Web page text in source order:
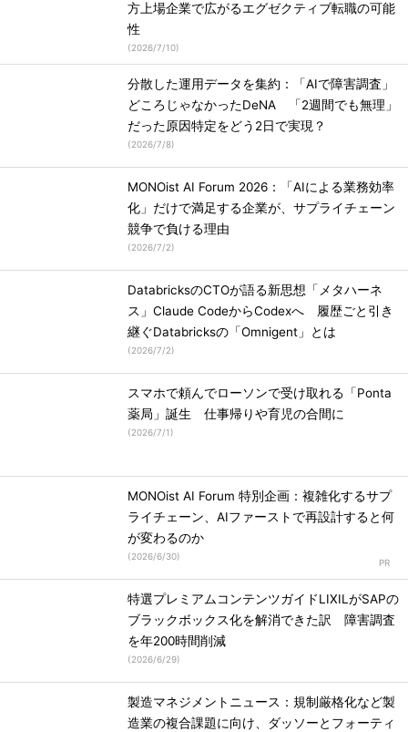
方上場企業で広がるエグゼクティブ転職の可能
性
(2026/7/10)
分散した運用データを集約：「AIで障害調査」
どころじゃなかったDeNA 「2週間でも無理」
だった原因特定をどう2日で実現？
(2026/7/8)
MONOist AI Forum 2026：「AIによる業務効率
化」だけで満足する企業が、サプライチェーン
競争で負ける理由
(2026/7/2)
DatabricksのCTOが語る新思想「メタハーネ
ス」Claude CodeからCodexへ 履歴ごと引き
継ぐDatabricksの「Omnigent」とは
(2026/7/2)
スマホで頼んでローソンで受け取れる「Ponta
薬局」誕生 仕事帰りや育児の合間に
(2026/7/1)
MONOist AI Forum 特別企画：複雑化するサプ
ライチェーン、AIファーストで再設計すると何
が変わるのか
(2026/6/30)
特選プレミアムコンテンツガイドLIXILがSAPの
ブラックボックス化を解消できた訳 障害調査
を年200時間削減
(2026/6/29)
製造マネジメントニュース：規制厳格化など製
造業の複合課題に向け、ダッソーとフォーティ